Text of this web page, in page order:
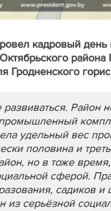
кадровый
района
Гродненского
Район
удельный вес
половина и
но в тоже
сферой.
садиков и
из серьёзной